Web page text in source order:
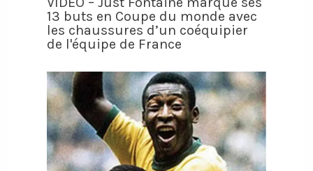
13 buts en Coupe du monde avec
les chaussures d’un coéquipier
de l'équipe de France